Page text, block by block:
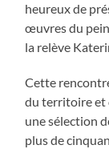
heureux de
œuvres du
la relève
Cette
du territoire et
une sélection
plus de